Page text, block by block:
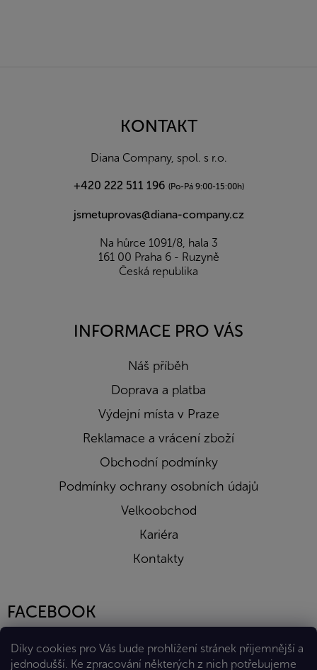
Díky cookies pro Vás bude prohlížení stránek příjemnější a
jednodušší. Ke zpracování některých z nich potřebujeme
KONTAKT
Diana Company, spol. s r.o.
+420 222 511 196 (Po-Pá 9:00-15:00h)
jsmetuprovas@diana-company.cz
Na hůrce 1091/8, hala 3
161 00 Praha 6 - Ruzyně
Česká republika
INFORMACE PRO VÁS
Náš příběh
Doprava a platba
Výdejní místa v Praze
Reklamace a vrácení zboží
Obchodní podmínky
Podmínky ochrany osobních údajů
Velkoobchod
Kariéra
Kontakty
FACEBOOK